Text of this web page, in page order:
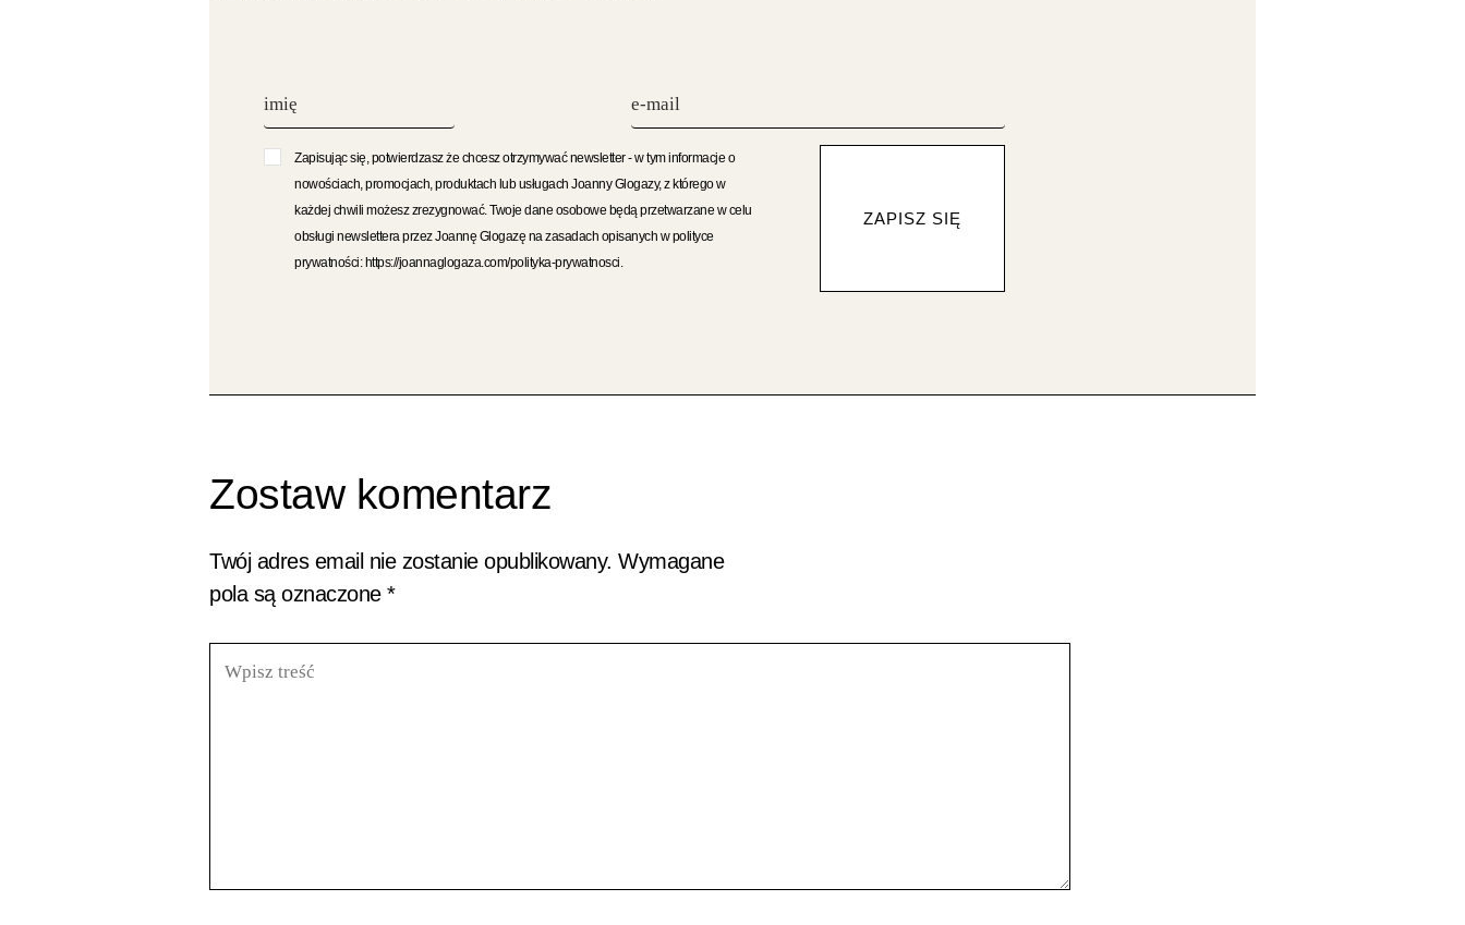
Zapisując się, potwierdzasz że chcesz otrzymywać newsletter - w tym informacje o
nowościach, promocjach, produktach lub usługach Joanny Glogazy, z którego w
każdej chwili możesz zrezygnować. Twoje dane osobowe będą przetwarzane w celu
obsługi newslettera przez Joannę Glogazę na zasadach opisanych w polityce
prywatności: https://joannaglogaza.com/polityka-prywatnosci.
ZAPISZ SIĘ
Zostaw komentarz
Twój adres email nie zostanie opublikowany. Wymagane
pola są oznaczone *